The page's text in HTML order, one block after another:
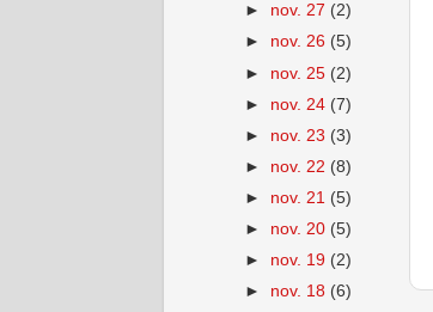
► nov. 27 (2)
► nov. 26 (5)
► nov. 25 (2)
► nov. 24 (7)
► nov. 23 (3)
► nov. 22 (8)
► nov. 21 (5)
► nov. 20 (5)
► nov. 19 (2)
► nov. 18 (6)